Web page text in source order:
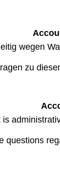
wegen
zu
is
questions